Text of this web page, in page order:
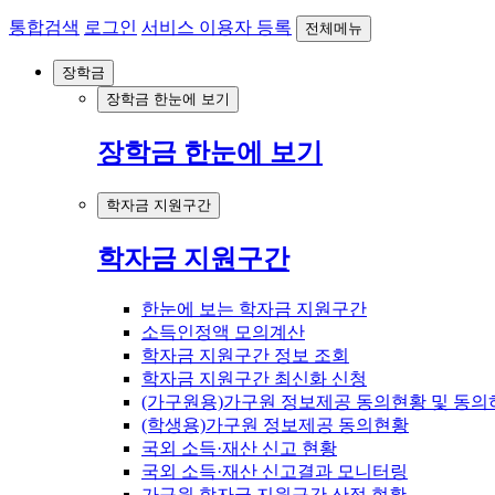
통합검색 로그인 서비스 이용자 등록 전체메뉴
장학금
장학금 한눈에 보기
장학금 한눈에 보기
학자금 지원구간
학자금 지원구간
한눈에 보는 학자금 지원구간
소득인정액 모의계산
학자금 지원구간 정보 조회
학자금 지원구간 최신화 신청
(가구원용)가구원 정보제공 동의현황 및 동의
(학생용)가구원 정보제공 동의현황
국외 소득·재산 신고 현황
국외 소득·재산 신고결과 모니터링